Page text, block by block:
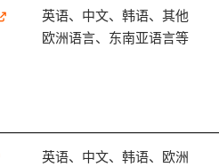
英语、中文、韩语、其他
欧洲语言、东南亚语言等
英语、中文、韩语、欧洲